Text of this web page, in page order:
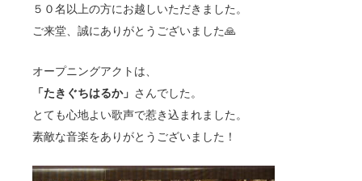
５０名以上の方にお越しいただきました。
ご来堂、誠にありがとうございました🙏
オープニングアクトは、
「たきぐちはるか」 さんでした。
とても心地よい歌声で惹き込まれました。
素敵な音楽をありがとうございました！